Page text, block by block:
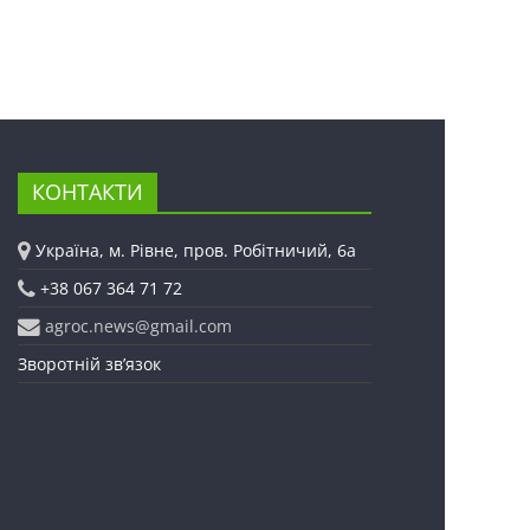
КОНТАКТИ
Україна, м. Рівне, пров. Робітничий, 6а
+38 067 364 71 72
agroc.news@gmail.com
Зворотній зв’язок